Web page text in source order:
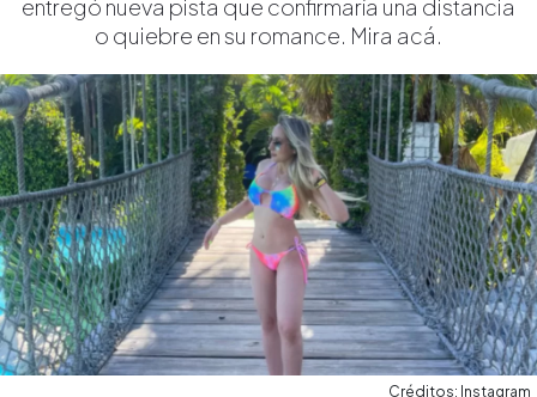
entregó nueva pista que confirmaría una distancia
o quiebre en su romance. Mira acá.
Créditos: Instagram